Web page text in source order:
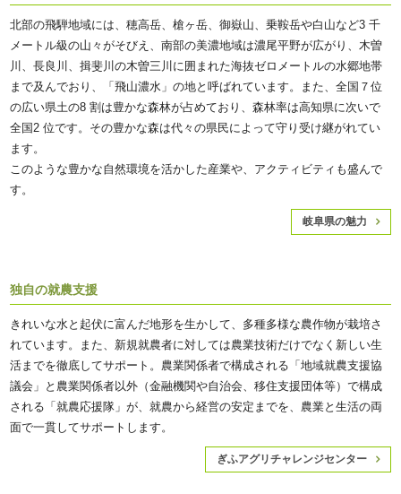
北部の飛騨地域には、穂高岳、槍ヶ岳、御嶽山、乗鞍岳や白山など3 千
メートル級の山々がそびえ、南部の美濃地域は濃尾平野が広がり、木曽
川、長良川、揖斐川の木曽三川に囲まれた海抜ゼロメートルの水郷地帯
まで及んでおり、「飛山濃水」の地と呼ばれています。また、全国７位
の広い県土の8 割は豊かな森林が占めており、森林率は高知県に次いで
全国2 位です。その豊かな森は代々の県民によって守り受け継がれてい
ます。
このような豊かな自然環境を活かした産業や、アクティビティも盛んで
す。
岐阜県の魅力
独自の就農支援
きれいな水と起伏に富んだ地形を生かして、多種多様な農作物が栽培さ
れています。また、新規就農者に対しては農業技術だけでなく新しい生
活までを徹底してサポート。農業関係者で構成される「地域就農支援協
議会」と農業関係者以外（金融機関や自治会、移住支援団体等）で構成
される「就農応援隊」が、就農から経営の安定までを、農業と生活の両
面で一貫してサポートします。
ぎふアグリチャレンジセンター